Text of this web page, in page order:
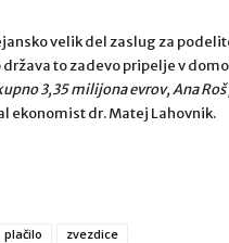
velik del zaslug za
to zadevo pripelje v
3,35 milijona evrov, Ana
ekonomist dr. Matej Lahovnik.
plačilo zvezdice